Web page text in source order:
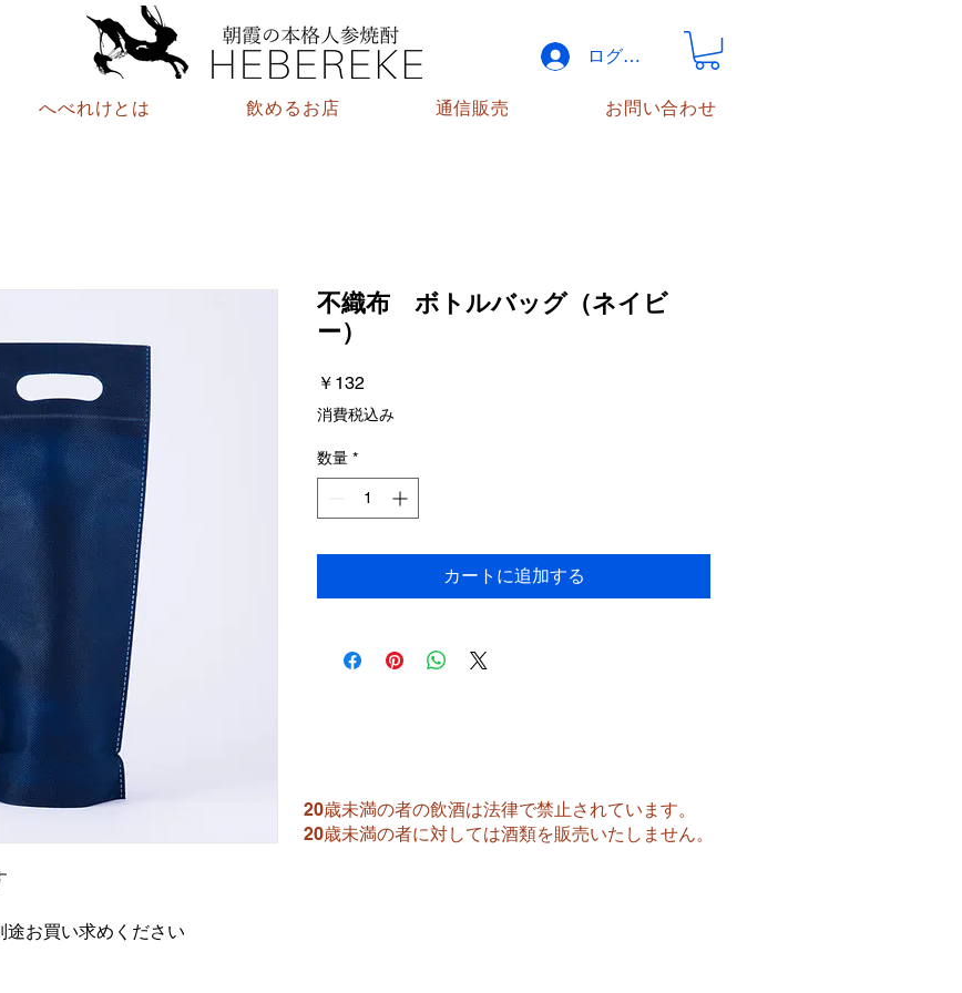
ログイン
へべれけとは 飲めるお店 通信販売 お問い合わせ
お買い求めください
不織布 ボトルバッグ（ネイビ
ー）
￥132
格
消費税込み
数量 *
カートに追加する
20歳未満の者の飲酒は法律で禁止されています。
​20歳未満の者に対しては酒類を販売いたしません。